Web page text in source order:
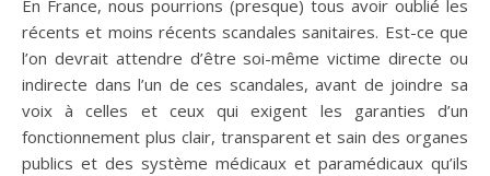
En France, nous pourrions (presque) tous avoir oublié les
récents et moins récents scandales sanitaires. Est-ce que
l’on devrait attendre d’être soi-même victime directe ou
indirecte dans l’un de ces scandales, avant de joindre sa
voix à celles et ceux qui exigent les garanties d’un
fonctionnement plus clair, transparent et sain des organes
publics et des système médicaux et paramédicaux qu’ils